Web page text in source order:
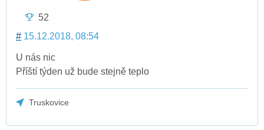
52
# 15.12.2018, 08:54
U nás nic
Příští týden už bude stejně teplo
Truskovice